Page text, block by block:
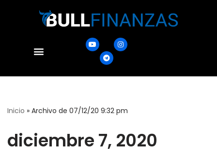
contenido
Inicio » Archivo de 07/12/20 9:32 pm
diciembre 7, 2020